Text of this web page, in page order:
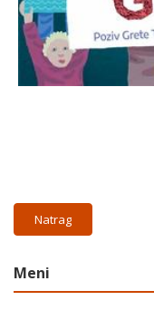
Natrag
Meni